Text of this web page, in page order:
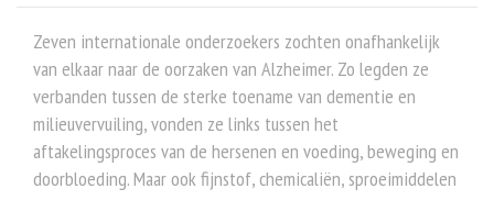
Zeven internationale onderzoekers zochten onafhankelijk
van elkaar naar de oorzaken van Alzheimer. Zo legden ze
verbanden tussen de sterke toename van dementie en
milieuvervuiling, vonden ze links tussen het
aftakelingsproces van de hersenen en voeding, beweging en
doorbloeding. Maar ook fijnstof, chemicaliën, sproeimiddelen